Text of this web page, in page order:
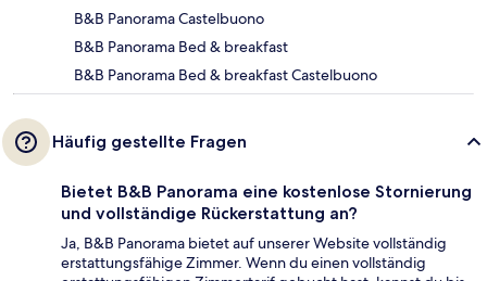
B&B Panorama Castelbuono
B&B Panorama Bed & breakfast
B&B Panorama Bed & breakfast Castelbuono
Häufig gestellte Fragen
Bietet B&B Panorama eine kostenlose Stornierung
und vollständige Rückerstattung an?
Ja, B&B Panorama bietet auf unserer Website vollständig
erstattungsfähige Zimmer. Wenn du einen vollständig